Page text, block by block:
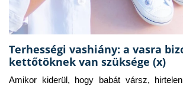
Terhességi vashiány: a vasra
kettőtöknek van szüksége (x)
Amikor kiderül, hogy babát vársz,